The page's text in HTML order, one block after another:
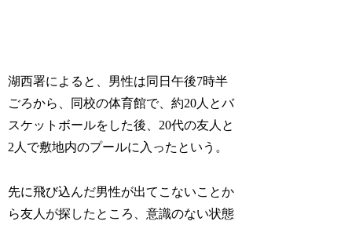
湖西署によると、男性は同日午後7時半
ごろから、同校の体育館で、約20人とバ
スケットボールをした後、20代の友人と
2人で敷地内のプールに入ったという。
先に飛び込んだ男性が出てこないことか
ら友人が探したところ、意識のない状態